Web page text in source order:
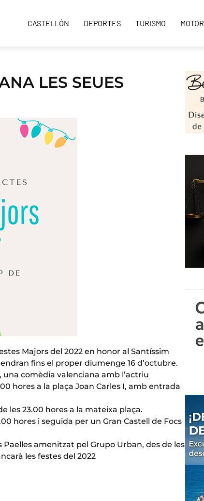
CASTELLÓN DEPORTES TURISMO MOTOR
LES SEUES
Majors del 2022 en honor al Santíssim
fins el proper diumenge 16 d’octubre.
una comèdia valenciana amb l’actriu
hores a la plaça Joan Carles I, amb entrada
les 23.00 hores a la mateixa plaça.
hores i seguida per un Gran Castell de Focs
Paelles amenitzat pel Grupo Urban, des de les
les festes del 2022